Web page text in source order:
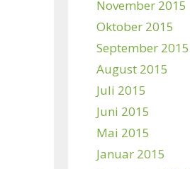
November 2015
Oktober 2015
September 2015
August 2015
Juli 2015
Juni 2015
Mai 2015
Januar 2015